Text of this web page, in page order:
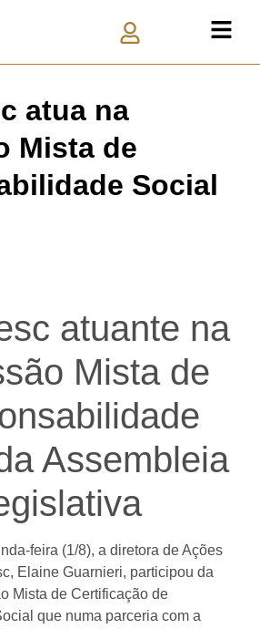
atua na
Mista de
Social
atuante na
Mista de
Assembleia
feira (1/8), a diretora de Ações
Elaine Guarnieri, participou da
Mista de Certificação de
que numa parceria com a